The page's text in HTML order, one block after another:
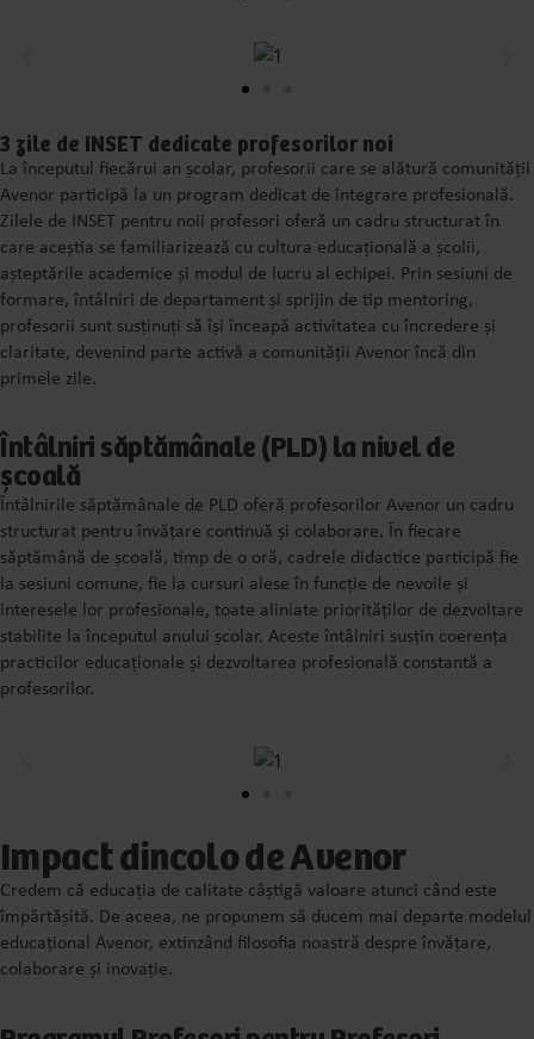
3 zile de INSET dedicate profesorilor noi
La începutul fiecărui an școlar, profesorii care se alătură comunității
Avenor participă la un program dedicat de integrare profesională.
Zilele de INSET pentru noii profesori oferă un cadru structurat în
care aceștia se familiarizează cu cultura educațională a școlii,
așteptările academice și modul de lucru al echipei. Prin sesiuni de
formare, întâlniri de departament și sprijin de tip mentoring,
profesorii sunt susținuți să își înceapă activitatea cu încredere și
claritate, devenind parte activă a comunității Avenor încă din
primele zile.
Întâlniri săptămânale (PLD) la nivel de
școală
Întâlnirile săptămânale de PLD oferă profesorilor Avenor un cadru
structurat pentru învățare continuă și colaborare. În fiecare
săptămână de școală, timp de o oră, cadrele didactice participă fie
la sesiuni comune, fie la cursuri alese în funcție de nevoile și
interesele lor profesionale, toate aliniate priorităților de dezvoltare
stabilite la începutul anului școlar. Aceste întâlniri susțin coerența
practicilor educaționale și dezvoltarea profesională constantă a
profesorilor.
Impact dincolo de Avenor
Credem că educația de calitate câștigă valoare atunci când este
împărtășită. De aceea, ne propunem să ducem mai departe modelul
educațional Avenor, extinzând filosofia noastră despre învățare,
colaborare și inovație.